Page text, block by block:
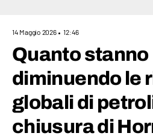
14 Maggio 2026 12:46
Quanto stanno
diminuendo le
globali di
chiusura di